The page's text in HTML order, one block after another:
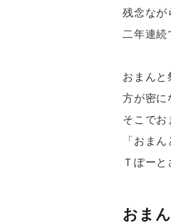
残念なが
二年連続
おまんと
方が密に
そこでお
「おま
Ｔぽー
おま